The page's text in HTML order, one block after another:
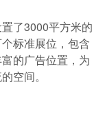
了3000平方米的
标准展位，包含
的广告位置，为
空间。